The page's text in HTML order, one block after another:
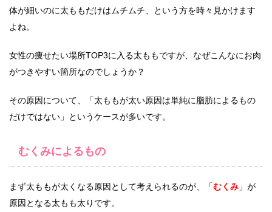
体が細いのに太ももだけはムチムチ、という方を時々見かけます
よね。
女性の痩せたい場所TOP3に入る太ももですが、なぜこんなにお肉
がつきやすい箇所なのでしょうか？
その原因について、「太ももが太い原因は単純に脂肪によるもの
だけではない」というケースが多いです。
むくみによるもの
まず太ももが太くなる原因として考えられるのが、「むくみ 」が
原因となる太もも太りです。